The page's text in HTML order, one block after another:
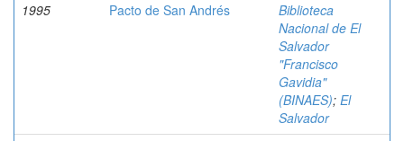
1995 Pacto de San Andrés
Biblioteca
Nacional de El
Salvador
"Francisco
Gavidia"
(BINAES); El
Salvador